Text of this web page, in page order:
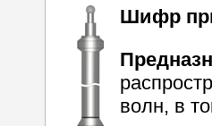
Шифр
волн, в